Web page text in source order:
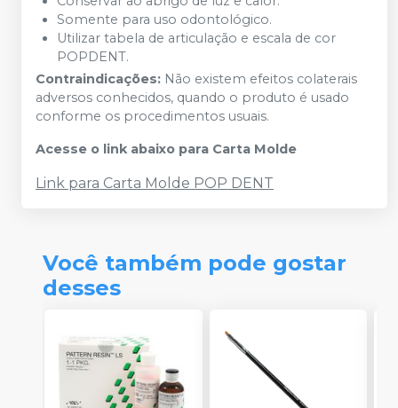
Somente para uso odontológico.
Utilizar tabela de articulação e escala de cor
POPDENT.
Contraindicações: Não existem efeitos colaterais
adversos conhecidos, quando o produto é usado
conforme os procedimentos usuais.
Acesse o link abaixo para Carta Molde
Link para Carta Molde POP DENT
Você também pode gostar
desses